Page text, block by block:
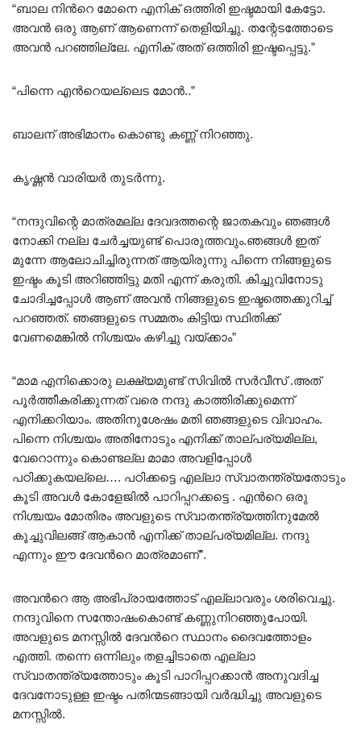
“ബാല നിൻറെ മോനെ എനിക് ഒത്തിരി ഇഷ്ടമായി കേട്ടോ.
അവൻ ഒരു ആണ് ആണെന്ന് തെളിയിച്ചു. തന്റേടത്തോടെ
അവൻ പറഞ്ഞില്ലേ. എനിക് അത് ഒത്തിരി ഇഷ്ടപ്പെട്ടു.”
“പിന്നെ എന്‍റെയല്ലെട മോൻ..”
ബാലന് അഭിമാനം കൊണ്ടു കണ്ണ് നിറഞ്ഞു.
കൃഷ്ണൻ വാരിയർ തുടർന്നു.
“നന്ദുവിന്റെ മാത്രമല്ല ദേവദത്തന്റെ ജാതകവും ഞങ്ങൾ
നോക്കി നല്ല ചേർച്ചയുണ്ട് പൊരുത്തവും.ഞങ്ങൾ ഇത്
മുന്നേ ആലോചിച്ചിരുന്നത് ആയിരുന്നു പിന്നെ നിങ്ങളുടെ
ഇഷ്ടം കൂടി അറിഞ്ഞിട്ടു മതി എന്ന് കരുതി. കിച്ചുവിനോടു
ചോദിച്ചപ്പോൾ ആണ് അവൻ നിങ്ങളുടെ ഇഷ്ടത്തെക്കുറിച്ച്
പറഞ്ഞത്. ഞങ്ങളുടെ സമ്മതം കിട്ടിയ സ്ഥിതിക്ക്
വേണമെങ്കിൽ നിശ്ചയം കഴിച്ചു വയ്ക്കാം”
“മാമ എനിക്കൊരു ലക്ഷ്യമുണ്ട് സിവിൽ സർവീസ് .അത്
പൂർത്തീകരിക്കുന്നത് വരെ നന്ദു കാത്തിരിക്കുമെന്ന്
എനിക്കറിയാം. അതിനുശേഷം മതി ഞങ്ങളുടെ വിവാഹം.
പിന്നെ നിശ്ചയം അതിനോടും എനിക്ക് താല്പര്യമില്ല,
വേറൊന്നും കൊണ്ടല്ല മാമാ അവളിപ്പോൾ
പഠിക്കുകയല്ലെ…. പഠിക്കട്ടെ എല്ലാ സ്വാതന്ത്ര്യതോടും
കൂടി അവൾ കോളേജിൽ പാറിപ്പറക്കട്ടെ . എൻറെ ഒരു
നിശ്ചയം മോതിരം അവളുടെ സ്വാതന്ത്ര്യത്തിനുമേൽ
കൂച്ചുവിലങ്ങ് ആകാൻ എനിക്ക് താല്പര്യമില്ല. നന്ദു
എന്നും ഈ ദേവൻറെ മാത്രമാണ്”.
അവൻറെ ആ അഭിപ്രായത്തോട് എല്ലാവരും ശരിവെച്ചു.
നന്ദുവിനെ സന്തോഷംകൊണ്ട് കണ്ണുനിറഞ്ഞുപോയി.
അവളുടെ മനസ്സിൽ ദേവൻറെ സ്ഥാനം ദൈവത്തോളം
എത്തി. തന്നെ ഒന്നിലും തളച്ചിടാതെ എല്ലാ
സ്വാതന്ത്ര്യത്തോടും കൂടി പാറിപ്പറക്കാൻ അനുവദിച്ച
ദേവനോടുള്ള ഇഷ്ടം പതിന്മടങ്ങായി വർദ്ധിച്ചു അവളുടെ
മനസ്സിൽ.